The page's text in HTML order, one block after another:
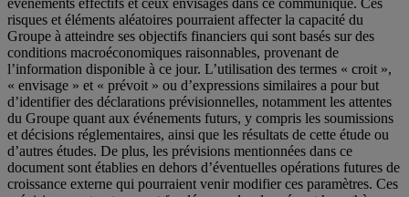
événements effectifs et ceux envisagés dans ce communiqué. Ces
risques et éléments aléatoires pourraient affecter la capacité du
Groupe à atteindre ses objectifs financiers qui sont basés sur des
conditions macroéconomiques raisonnables, provenant de
l’information disponible à ce jour. L’utilisation des termes « croit »,
« envisage » et « prévoit » ou d’expressions similaires a pour but
d’identifier des déclarations prévisionnelles, notamment les attentes
du Groupe quant aux événements futurs, y compris les soumissions
et décisions réglementaires, ainsi que les résultats de cette étude ou
d’autres études. De plus, les prévisions mentionnées dans ce
document sont établies en dehors d’éventuelles opérations futures de
croissance externe qui pourraient venir modifier ces paramètres. Ces